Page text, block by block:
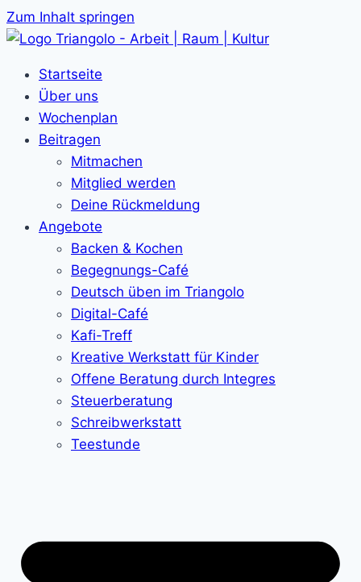
Zum Inhalt springen
Startseite
Über uns
Wochenplan
Beitragen
Mitmachen
Mitglied werden
Deine Rückmeldung
Angebote
Backen & Kochen
Begegnungs-Café
Deutsch üben im Triangolo
Digital-Café
Kafi-Treff
Kreative Werkstatt für Kinder
Offene Beratung durch Integres
Steuerberatung
Schreibwerkstatt
Teestunde